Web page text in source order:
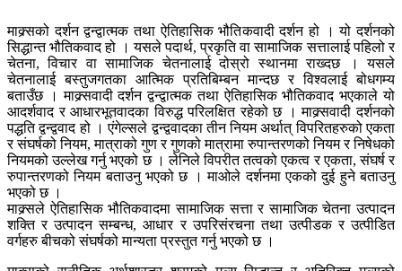
माक्र्सको दर्शन द्वन्द्वात्मक तथा ऐतिहासिक भौतिकवादी दर्शन हो । यो दर्शनको
सिद्धान्त भौतिकवाद हो । यसले पदार्थ, प्रकृति वा सामाजिक सत्तालाई पहिलो र
चेतना, विचार वा सामाजिक चेतनालाई दोस्रो स्थानमा राख्दछ । यसले
चेतनालाई बस्तुजगतका आत्मिक प्रतिबिम्बन मान्दछ र विश्वलाई बोधगम्य
बताउँछ । माक्र्सवादी दर्शन द्वन्द्वात्मक तथा ऐतिहासिक भौतिकवाद भएकाले यो
आदर्शवाद र आधारभूतवादका विरुद्ध परिलक्षित रहेको छ । माक्र्सवादी दर्शनको
पद्धति द्वन्द्ववाद हो । एंगेल्सले द्वन्द्ववादका तीन नियम अर्थात् विपरितहरुको एकता
र संघर्षको नियम, मात्राको गुण र गुणको मात्रामा रुपान्तरणको नियम र निषेधको
नियमको उल्लेख गर्नु भएको छ । लेनिले विपरीत तत्वको एकत्व र एकता, संघर्ष र
रुपान्तरणको नियम बताउनु भएको छ । माओले दर्शनमा एकको दुई हुने बताउनु
भएको छ ।
माक्र्सले ऐतिहासिक भौतिकवादमा सामाजिक सत्ता र सामाजिक चेतना उत्पादन
शक्ति र उत्पादन सम्बन्ध, आधार र उपरिसंरचना तथा उत्पीडक र उत्पीडित
वर्गहरु बीचको संघर्षको मान्यता प्रस्तुत गर्नु भएको छ ।